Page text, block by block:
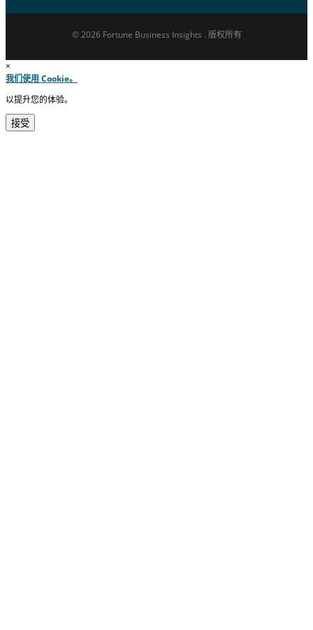
© 2026 Fortune Business Insights . 版权所有
×
我们使用 Cookie。
以提升您的体验。
接受